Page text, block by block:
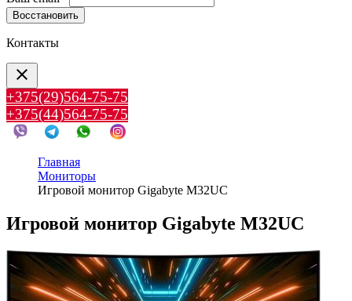
Воcстановить
Контакты
clear
+375(29)564-75-75
+375(44)564-75-75
Главная
Мониторы
Игровой монитор Gigabyte M32UC
Игровой монитор Gigabyte M32UC